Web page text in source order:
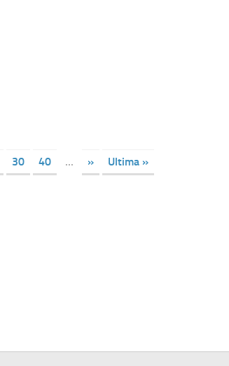
30 40 ... » Ultima »